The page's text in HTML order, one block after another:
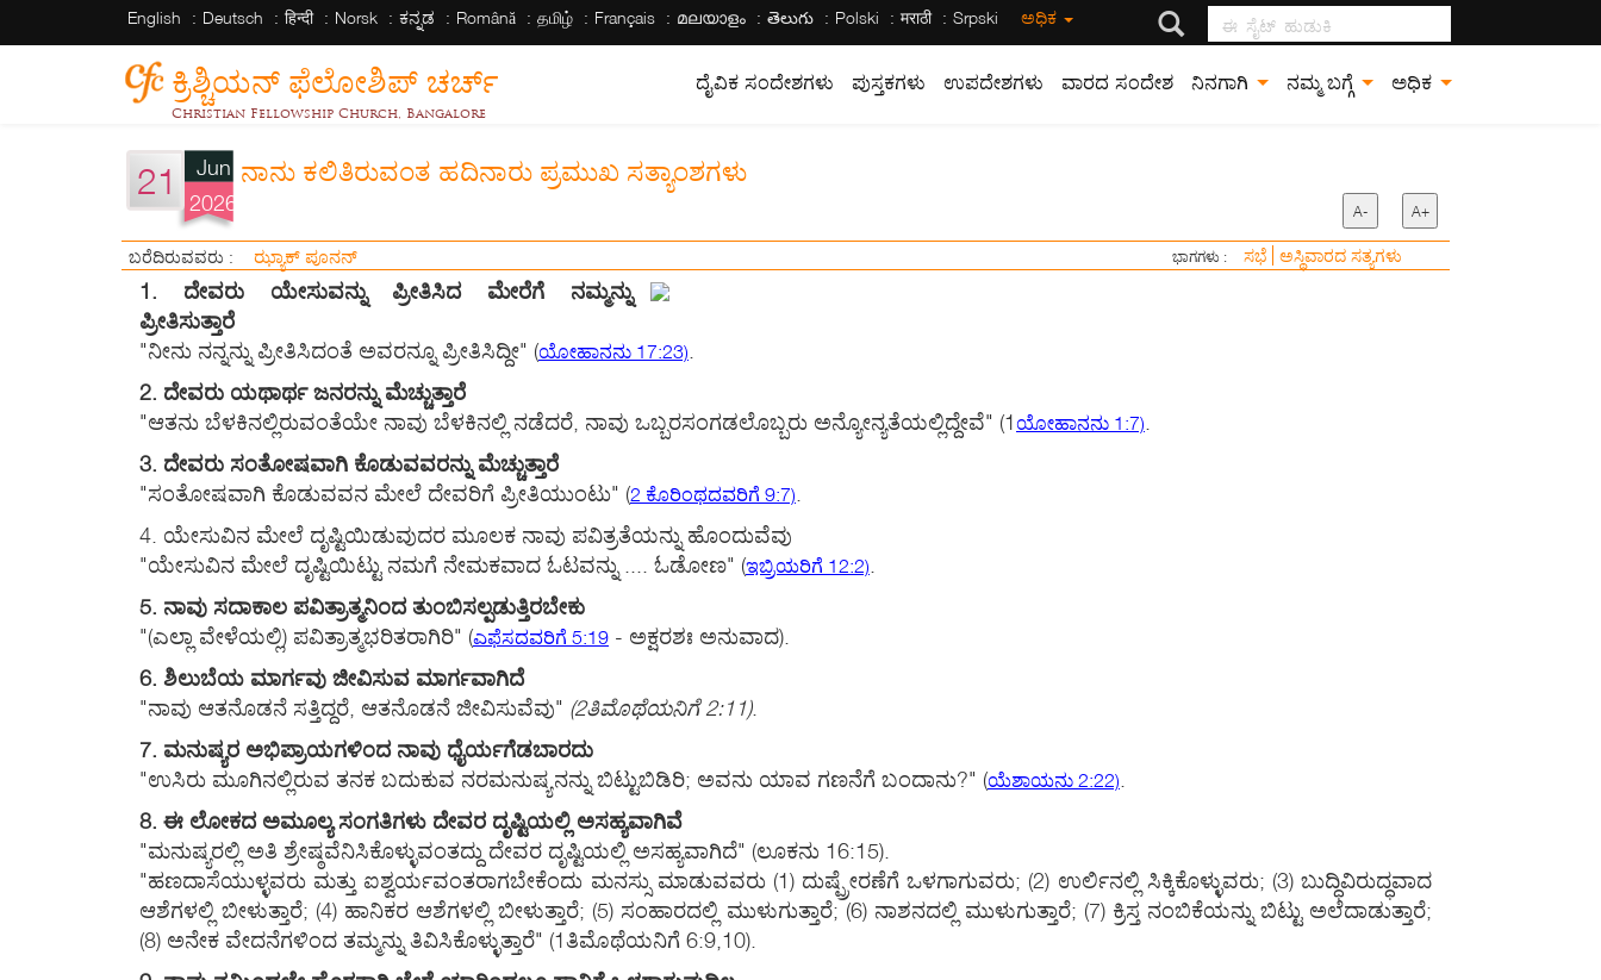
English Deutsch हिन्दी Norsk ಕನ್ನಡ Română தமிழ் Français മലയാളം తెలుగు Polski मराठी Srpski ಅಧಿಕ ಈ ಸೈಟ್ ಹುಡುಕಿ
ಕ್ರಿಶ್ಚಿಯನ್ ಫೆಲೋಶಿಪ್ ಚರ್ಚ್
Christian Fellowship Church, Bangalore
ದೈವಿಕ ಸಂದೇಶಗಳು ಪುಸ್ತಕಗಳು ಉಪದೇಶಗಳು ವಾರದ ಸಂದೇಶ ನಿನಗಾಗಿ ನಮ್ಮ ಬಗ್ಗೆ ಅಧಿಕ
21
Jun
2026
ನಾನು ಕಲಿತಿರುವಂತ ಹದಿನಾರು ಪ್ರಮುಖ ಸತ್ಯಾಂಶಗಳು
A- A+
ಬರೆದಿರುವವರು : ಝ್ಯಾಕ್ ಪೂನನ್ ಭಾಗಗಳು : ಸಭೆ ಅಸ್ಥಿವಾರದ ಸತ್ಯಗಳು
1. ದೇವರು ಯೇಸುವನ್ನು ಪ್ರೀತಿಸಿದ ಮೇರೆಗೆ ನಮ್ಮನ್ನು
ಪ್ರೀತಿಸುತ್ತಾರೆ
"ನೀನು ನನ್ನನ್ನು ಪ್ರೀತಿಸಿದಂತೆ ಅವರನ್ನೂ ಪ್ರೀತಿಸಿದ್ದೀ" (ಯೋಹಾನನು 17:23)
2. ದೇವರು ಯಥಾರ್ಥ ಜನರನ್ನು ಮೆಚ್ಚುತ್ತಾರೆ
"ಆತನು ಬೆಳಕಿನಲ್ಲಿರುವಂತೆಯೇ ನಾವು ಬೆಳಕಿನಲ್ಲಿ ನಡೆದರೆ, ನಾವು ಒಬ್ಬರಸಂಗಡಲೊಬ್ಬರು ಅನ್ಯೋನ್ಯತೆಯಲ್ಲಿದ್ದೇವೆ" (1ಯೋಹಾನನು 1:7)
3. ದೇವರು ಸಂತೋಷವಾಗಿ ಕೊಡುವವರನ್ನು ಮೆಚ್ಚುತ್ತಾರೆ
"ಸಂತೋಷವಾಗಿ ಕೊಡುವವನ ಮೇಲೆ ದೇವರಿಗೆ ಪ್ರೀತಿಯುಂಟು" (2 ಕೊರಿಂಥದವರಿಗೆ 9:7)
4. ಯೇಸುವಿನ ಮೇಲೆ ದೃಷ್ಟಿಯಿಡುವುದರ ಮೂಲಕ ನಾವು ಪವಿತ್ರತೆಯನ್ನು ಹೊಂದುವೆವು
"ಯೇಸುವಿನ ಮೇಲೆ ದೃಷ್ಟಿಯಿಟ್ಟು ನಮಗೆ ನೇಮಕವಾದ ಓಟವನ್ನು .... ಓಡೋಣ" (ಇಬ್ರಿಯರಿಗೆ 12:2)
5. ನಾವು ಸದಾಕಾಲ ಪವಿತ್ರಾತ್ಮನಿಂದ ತುಂಬಿಸಲ್ಪಡುತ್ತಿರಬೇಕು
"(ಎಲ್ಲಾ ವೇಳೆಯಲ್ಲಿ) ಪವಿತ್ರಾತ್ಮಭರಿತರಾಗಿರಿ" (ಎಫೆಸದವರಿಗೆ 5:19 - ಅಕ್ಷರಶಃ ಅನುವಾದ).
6. ಶಿಲುಬೆಯ ಮಾರ್ಗವು ಜೀವಿಸುವ ಮಾರ್ಗವಾಗಿದೆ
"ನಾವು ಆತನೊಡನೆ ಸತ್ತಿದ್ದರೆ, ಆತನೊಡನೆ ಜೀವಿಸುವೆವು" (2ತಿಮೊಥೆಯನಿಗೆ 2:11).
7. ಮನುಷ್ಯರ ಅಭಿಪ್ರಾಯಗಳಿಂದ ನಾವು ಧೈರ್ಯಗೆಡಬಾರದು
"ಉಸಿರು ಮೂಗಿನಲ್ಲಿರುವ ತನಕ ಬದುಕುವ ನರಮನುಷ್ಯನನ್ನು ಬಿಟ್ಟುಬಿಡಿರಿ; ಅವನು ಯಾವ ಗಣನೆಗೆ ಬಂದಾನು?" (ಯೆಶಾಯನು 2:22)
8. ಈ ಲೋಕದ ಅಮೂಲ್ಯ ಸಂಗತಿಗಳು ದೇವರ ದೃಷ್ಟಿಯಲ್ಲಿ ಅಸಹ್ಯವಾಗಿವೆ
"ಮನುಷ್ಯರಲ್ಲಿ ಅತಿ ಶ್ರೇಷ್ಠವೆನಿಸಿಕೊಳ್ಳುವಂತದ್ದು ದೇವರ ದೃಷ್ಟಿಯಲ್ಲಿ ಅಸಹ್ಯವಾಗಿದೆ" (ಲೂಕನು 16:15).
"ಹಣದಾಸೆಯುಳ್ಳವರು ಮತ್ತು ಐಶ್ವರ್ಯವಂತರಾಗಬೇಕೆಂದು ಮನಸ್ಸು ಮಾಡುವವರು (1) ದುಷ್ಪ್ರೇರಣೆಗೆ ಒಳಗಾಗುವರು; (2) ಉರ್ಲಿನಲ್ಲಿ ಸಿಕ್ಕಿಕೊಳ್ಳುವರು; (3) ಬುದ್ಧಿವಿರುದ್ಧವಾದ
ಆಶೆಗಳಲ್ಲಿ ಬೀಳುತ್ತಾರೆ; (4) ಹಾನಿಕರ ಆಶೆಗಳಲ್ಲಿ ಬೀಳುತ್ತಾರೆ; (5) ಸಂಹಾರದಲ್ಲಿ ಮುಳುಗುತ್ತಾರೆ; (6) ನಾಶನದಲ್ಲಿ ಮುಳುಗುತ್ತಾರೆ; (7) ಕ್ರಿಸ್ತ ನಂಬಿಕೆಯನ್ನು ಬಿಟ್ಟು ಅಲೆದಾಡುತ್ತಾರೆ;
(8) ಅನೇಕ ವೇದನೆಗಳಿಂದ ತಮ್ಮನ್ನು ತಿವಿಸಿಕೊಳ್ಳುತ್ತಾರೆ" (1ತಿಮೊಥೆಯನಿಗೆ 6:9,10).